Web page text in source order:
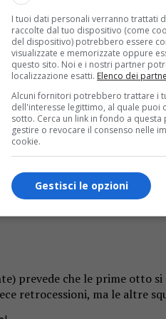
del Pala Loro Piana la Usac
Ballarini tornano
un mese intenso, in cui
al completo.
squadra assolutamente
Tampellini, due ottimi
prevede che le prime otto
retrocessioni, ma le altre
I tuoi dati personali verranno trattati
raccolte dal tuo dispositivo (come
del dispositivo) potrebbero essere
visualizzate e memorizzate oppure
questo sito. Noi e i nostri partner
localizzazione esatti. Elenco dei
Alcuni fornitori potrebbero trattare i
dell'interesse legittimo, al quale
sotto. Cerca un link in fondo a
gestire o revocare il consenso nelle
cookie.
Gestisci le opzioni